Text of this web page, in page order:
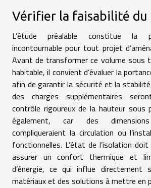
Vérifier la faisabilité
L’étude préalable constitue la
incontournable pour tout projet
Avant de transformer ce volume sous
habitable, il convient d’évaluer la
afin de garantir la sécurité et la
des charges supplémentaires
contrôle rigoureux de la hauteur sous
également, car des
compliqueraient la circulation ou
fonctionnelles. L’état de l’isolation
assurer un confort thermique et
d’énergie, ce qui influe directement
matériaux et des solutions à mettre en